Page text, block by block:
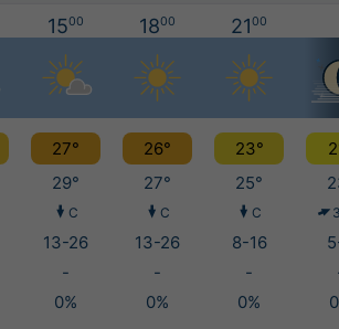
1500 1800 2100
27° 26° 23°
29° 27° 25°
С С С
13-26 13-26 8-16
- - -
0% 0% 0%